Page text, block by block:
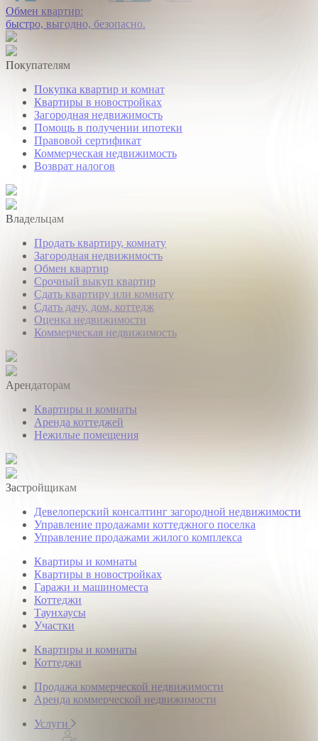
Обмен квартир:
быстро, выгодно, безопасно.
Покупателям
Покупка квартир и комнат
Квартиры в новостройках
Загородная недвижимость
Помощь в получении ипотеки
Правовой сертификат
Коммерческая недвижимость
Возврат налогов
Владельцам
Продать квартиру, комнату
Загородная недвижимость
Обмен квартир
Срочный выкуп квартир
Сдать квартиру или комнату
Сдать дачу, дом, коттедж
Оценка недвижимости
Коммерческая недвижимость
Арендаторам
Квартиры и комнаты
Аренда коттеджей
Нежилые помещения
Застройщикам
Девелоперский консалтинг загородной недвижимости
Управление продажами коттеджного поселка
Управление продажами жилого комплекса
Квартиры и комнаты
Квартиры в новостройках
Гаражи и машиноместа
Коттеджи
Таунхаусы
Участки
Квартиры и комнаты
Коттеджи
Продажа коммерческой недвижимости
Аренда коммерческой недвижимости
Услуги